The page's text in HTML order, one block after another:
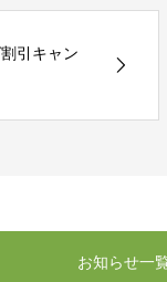
引キャン
お知らせ一